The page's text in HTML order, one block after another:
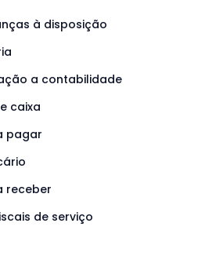
à disposição
a contabilidade
caixa
pagar
receber
de serviço